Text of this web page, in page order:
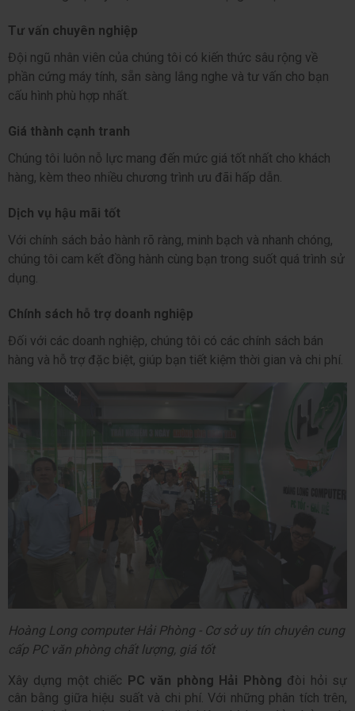
Tư vấn chuyên nghiệp
Đội ngũ nhân viên của chúng tôi có kiến thức sâu rộng về
phần cứng máy tính, sẵn sàng lắng nghe và tư vấn cho bạn
cấu hình phù hợp nhất.
Giá thành cạnh tranh
Chúng tôi luôn nỗ lực mang đến mức giá tốt nhất cho khách
hàng, kèm theo nhiều chương trình ưu đãi hấp dẫn.
Dịch vụ hậu mãi tốt
Với chính sách bảo hành rõ ràng, minh bạch và nhanh chóng,
chúng tôi cam kết đồng hành cùng bạn trong suốt quá trình sử
dụng.
Chính sách hỗ trợ doanh nghiệp
Đối với các doanh nghiệp, chúng tôi có các chính sách bán
hàng và hỗ trợ đặc biệt, giúp bạn tiết kiệm thời gian và chi phí.
Hoàng Long computer Hải Phòng - Cơ sở uy tín chuyên cung
cấp PC văn phòng chất lượng, giá tốt
Xây dựng một chiếc PC văn phòng Hải Phòng đòi hỏi sự
cân bằng giữa hiệu suất và chi phí. Với những phân tích trên,